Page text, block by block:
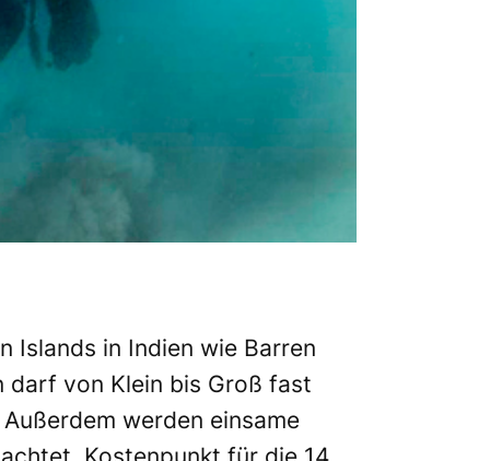
Islands in Indien wie Barren
darf von Klein bis Groß fast
werden einsame